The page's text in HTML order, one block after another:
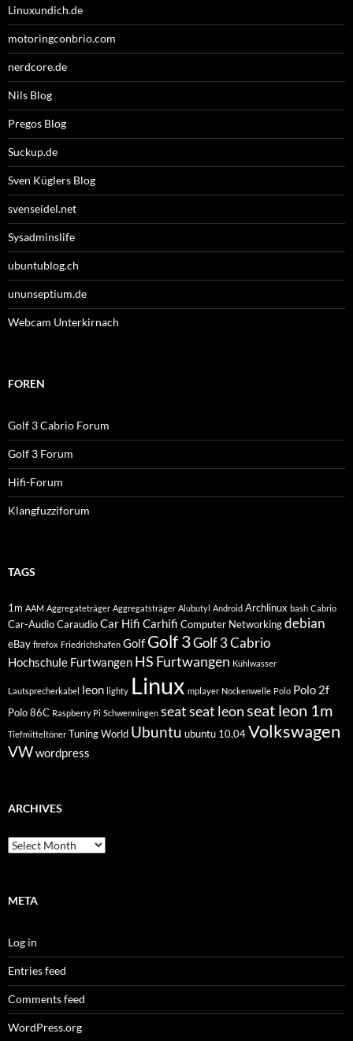
Linuxundich.de
motoringconbrio.com
nerdcore.de
Nils Blog
Pregos Blog
Suckup.de
Sven Küglers Blog
svenseidel.net
Sysadminslife
ubuntublog.ch
ununseptium.de
Webcam Unterkirnach
FOREN
Golf 3 Cabrio Forum
Golf 3 Forum
Hifi-Forum
Klangfuzziforum
TAGS
1m AAM Aggregateträger Aggregatsträger Alubutyl Android Archlinux bash Cabrio
Car-AudioCaraudioCar Hifi Carhifi Computer Networkingdebian
eBay firefox Friedrichshafen Golf Golf 3Golf 3 Cabrio
Hochschule Furtwangen HS Furtwangen Kühlwasser
Lautsprecherkabel leon lighty Linux mplayer Nockenwelle Polo Polo 2f
Polo 86C Raspberry Pi Schwenningen seatseat leonseat leon 1m
Tiefmitteltöner Tuning World Ubuntu ubuntu 10.04Volkswagen
VWwordpress
ARCHIVES
Archives
META
Log in
Entries feed
Comments feed
WordPress.org